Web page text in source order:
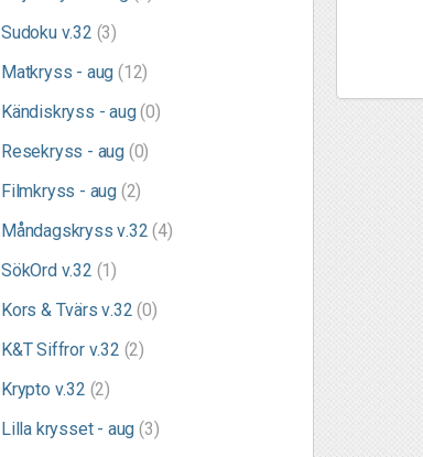
Sudoku v.32 (3)
Matkryss - aug(12)
Kändiskryss - aug(0)
Resekryss - aug (0)
Filmkryss - aug (2)
Måndagskryss v.32(4)
SökOrd v.32 (1)
Kors & Tvärs v.32(0)
K&T Siffror v.32 (2)
Krypto v.32 (2)
Lilla krysset - aug(3)